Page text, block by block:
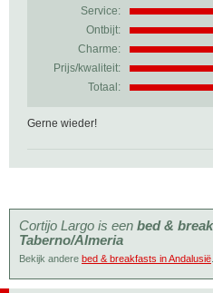
Service:
Ontbijt:
Charme:
Prijs/kwaliteit:
Totaal:
Gerne wieder!
Cortijo Largo is een bed &
Taberno/Almeria
Bekijk andere bed & breakfasts in Andalusië